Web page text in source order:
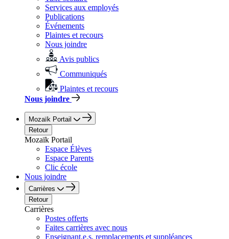
Services aux employés
Publications
Événements
Plaintes et recours
Nous joindre
Avis publics
Communiqués
Plaintes et recours
Nous joindre
Mozaïk Portail
Retour
Mozaïk Portail
Espace Élèves
Espace Parents
Clic école
Nous joindre
Carrières
Retour
Carrières
Postes offerts
Faites carrières avec nous
Enseignant.e.s, remplacements et suppléances